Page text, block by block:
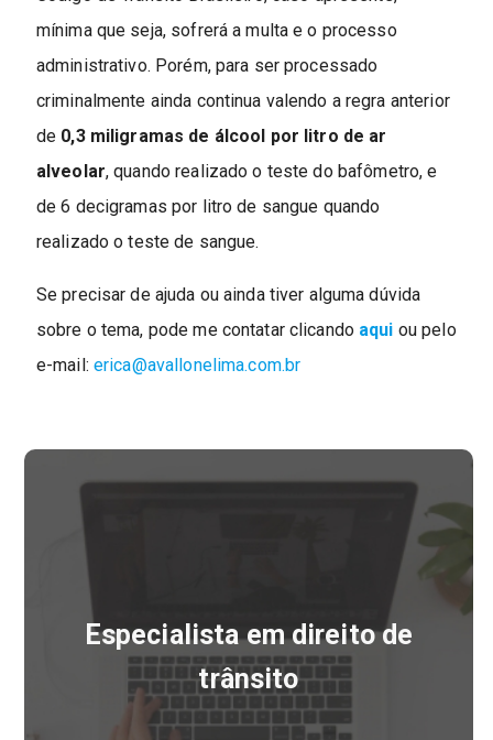
mínima que seja, sofrerá a multa e o processo
administrativo. Porém, para ser processado
criminalmente ainda continua valendo a regra anterior
de 0,3 miligramas de álcool por litro de ar
alveolar, quando realizado o teste do bafômetro, e
de 6 decigramas por litro de sangue quando
realizado o teste de sangue.
Se precisar de ajuda ou ainda tiver alguma dúvida
sobre o tema, pode me contatar clicando aqui ou pelo
e-mail: erica@avallonelima.com.br
Especialista em direito de
trânsito